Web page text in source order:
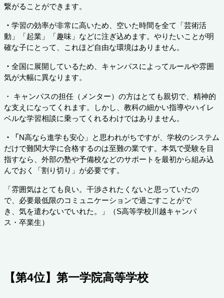
繋がることができます。
・ 学習の効率が非常に高いため、空いた時間を全て「芸術活
動」「起業」「趣味」などに注ぎ込めます。やりたいことが明
確な子にとって、これほど自由な環境はありません。
・ 全国に展開しているため、キャンパスによってルールや雰囲
気が大幅に異なります。
・ キャンパスの担任（メンター）の方はとても親切で、精神的
な支えになってくれます。しかし、教科の細かい指導やハイレ
ベルな学習相談に乗ってくれるわけではありません。
・「N高なら進学も安心」と思われがちですが、学校のシステム
だけで難関大学に合格するのは至難の業です。本気で受験を目
指すなら、外部の塾や予備校などのサポートを最初から組み込
んでおく「割り切り」が必要です。
「雰囲気はとても良い。干渉されたくないと思っていたの
で、必要最低限のコミュニケーションで過ごすことがで
き、気を遣わないでいれた。」（S高等学校川越キャンパ
ス・卒業生）
【第4位】第一学院高等学校